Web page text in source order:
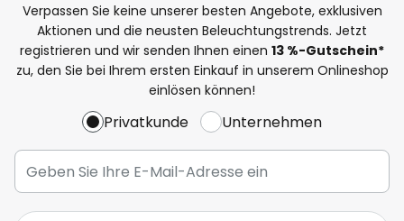
Verpassen Sie keine unserer besten Angebote, exklusiven
Aktionen und die neusten Beleuchtungstrends. Jetzt
registrieren und wir senden Ihnen einen 13 %-Gutschein*
zu, den Sie bei Ihrem ersten Einkauf in unserem Onlineshop
einlösen können!
Privatkunde Unternehmen